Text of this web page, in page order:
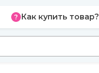
Как купить товар?